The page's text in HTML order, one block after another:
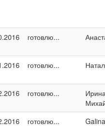
готовлю...
готовлю...
готовлю...
готовлю...